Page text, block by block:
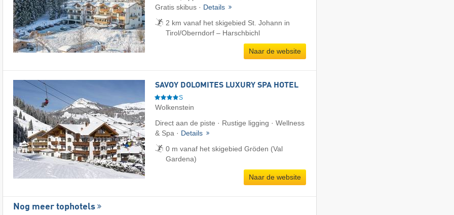
Gratis skibus · Details
2 km vanaf het skigebied St. Johann in
Tirol/​Oberndorf – Harschbichl
Naar de website
SAVOY DOLOMITES LUXURY SPA HOTEL
S
Wolkenstein
Direct aan de piste · Rustige ligging · Wellness
& Spa · Details
0 m vanaf het skigebied Gröden (Val
Gardena)
Naar de website
Nog meer tophotels